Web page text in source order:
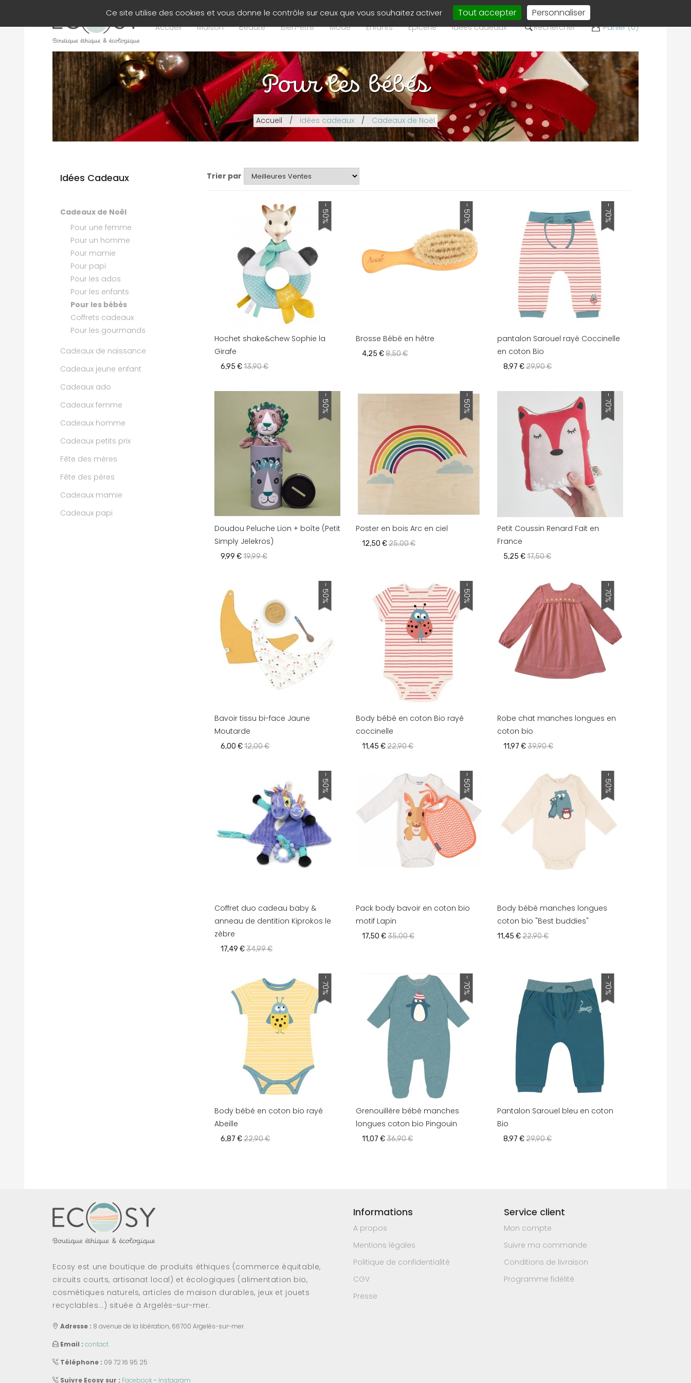
Accueil Maison Beauté Bien-être Mode Enfants Epicerie Idées cadeaux Rechercher Panier (0)
Pour les bébés
Accueil / Idées cadeaux / Cadeaux de Noël
Idées Cadeaux
Cadeaux de Noël
Pour une femme
Pour un homme
Pour mamie
Pour papi
Pour les ados
Pour les enfants
Pour les bébés
Coffrets cadeaux
Pour les gourmands
Cadeaux de naissance
Cadeaux jeune enfant
Cadeaux ado
Cadeaux femme
Cadeaux homme
Cadeaux petits prix
Fête des mères
Fête des pères
Cadeaux mamie
Cadeaux papi
Trier par
- 50%
Hochet shake&chew Sophie la
Girafe
6,95 €13,90 €
- 50%
Brosse Bébé en hêtre
4,25 €8,50 €
- 70%
pantalon Sarouel rayé Coccinelle
en coton Bio
8,97 €29,90 €
- 50%
Doudou Peluche Lion + boîte (Petit
Simply Jelekros)
9,99 €19,99 €
- 50%
Poster en bois Arc en ciel
12,50 €25,00 €
- 70%
Petit Coussin Renard Fait en
France
5,25 €17,50 €
- 50%
Bavoir tissu bi-face Jaune
Moutarde
6,00 €12,00 €
- 50%
Body bébé en coton Bio rayé
coccinelle
11,45 €22,90 €
- 70%
Robe chat manches longues en
coton bio
11,97 €39,90 €
- 50%
Coffret duo cadeau baby &
anneau de dentition Kiprokos le
zèbre
17,49 €34,99 €
- 50%
Pack body bavoir en coton bio
motif Lapin
17,50 €35,00 €
- 50%
Body bébé manches longues
coton bio "Best buddies"
11,45 €22,90 €
- 70%
Body bébé en coton bio rayé
Abeille
6,87 €22,90 €
- 70%
Grenouillère bébé manches
longues coton bio Pingouin
11,07 €36,90 €
- 70%
Pantalon Sarouel bleu en coton
Bio
8,97 €29,90 €
Ecosy est une boutique de produits éthiques (commerce équitable,
circuits courts, artisanat local) et écologiques (alimentation bio,
cosmétiques naturels, articles de maison durables, jeux et jouets
recyclables...) située à Argelès-sur-mer.
Adresse : 8 avenue de la libération, 66700 Argelès-sur-mer.
Email : contact
Téléphone : 09 72 16 95 25
Suivre Ecosy sur : Facebook- Instagram
Informations
A propos
Mentions légales
Politique de confidentialité
CGV
Presse
Service client
Mon compte
Suivre ma commande
Conditions de livraison
Programme fidélité
Ce site utilise des cookies et vous donne le contrôle sur ceux que vous souhaitez activer Tout accepter Personnaliser